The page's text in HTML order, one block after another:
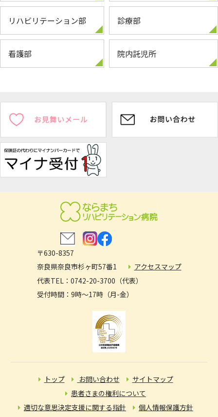
リハビリテーション部 診療部
看護部 院内託児所
〒630-8357
奈良県奈良市杉ヶ町57番1
アクセスマップ
代表TEL：0742-20-3700（代表）
受付時間：9時〜17時（月-金）
トップ お問い合わせ
サイトマップ
患者さまの権利について
適切な意思決定支援に関する指針
個人情報保護方針